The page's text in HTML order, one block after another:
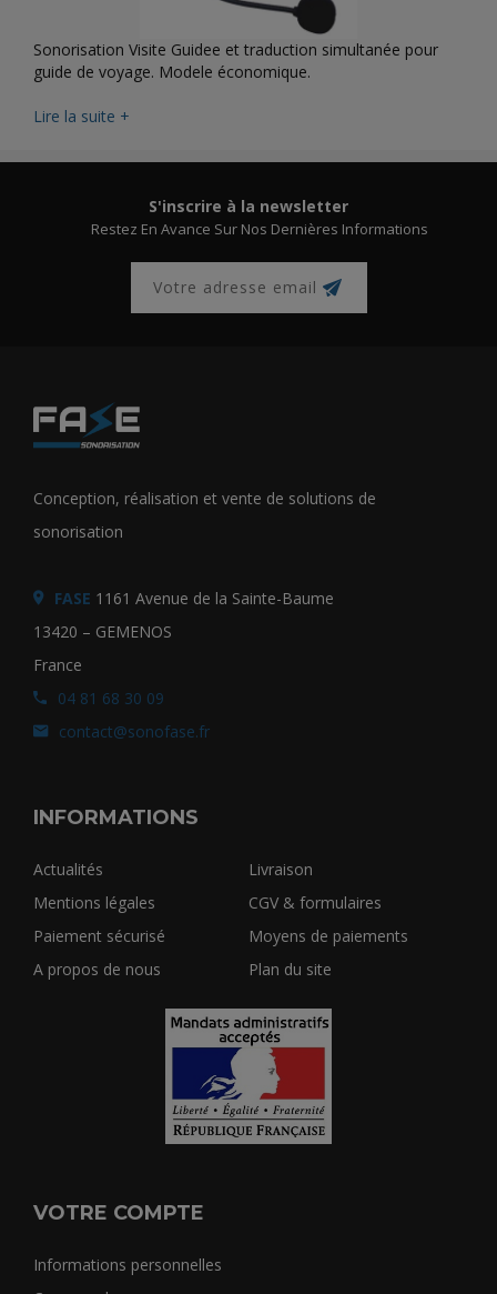
Sonorisation Visite Guidee et traduction simultanée pour
guide de voyage. Modele économique.
Lire la suite +
S'inscrire à la newsletter
Restez En Avance Sur Nos Dernières Informations
Conception, réalisation et vente de solutions de
sonorisation
FASE 1161 Avenue de la Sainte-Baume
13420 – GEMENOS
France
04 81 68 30 09
contact@sonofase.fr
INFORMATIONS
Actualités
Livraison
Mentions légales
CGV & formulaires
Paiement sécurisé
Moyens de paiements
A propos de nous
Plan du site
VOTRE COMPTE
Informations personnelles